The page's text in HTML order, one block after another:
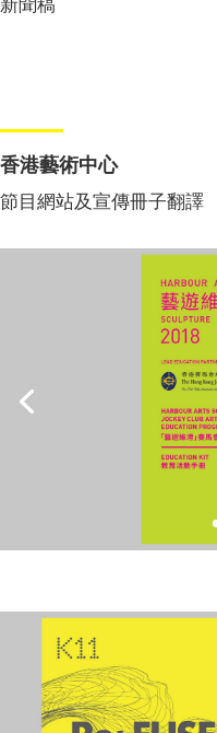
香港藝術中心
節目網站及宣傳冊子翻譯